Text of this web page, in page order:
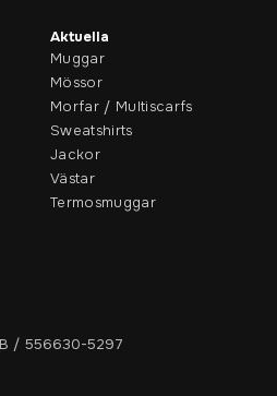
Aktuella
Muggar
Mössor
Morfar / Multiscarfs
Sweatshirts
Jackor
Västar
Termosmuggar
/ 556630-5297